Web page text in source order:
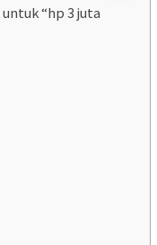
“hp 3 juta